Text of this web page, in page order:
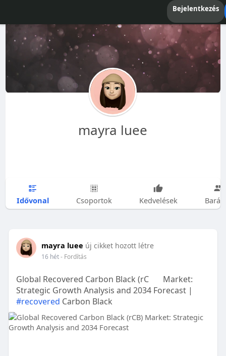
Bejelentkezés
mayra luee
Idővonal Csoportok Kedvelések
mayra luee új cikket hozott létre
16 hét- Fordítás
Global Recovered Carbon Black (rC
Market:
Strategic Growth Analysis and 2034 Forecast |
#recovered Carbon Black